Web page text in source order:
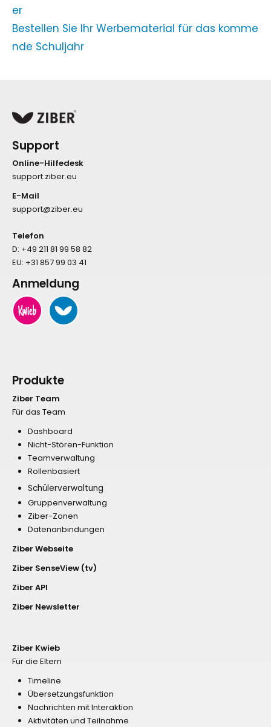
er
Bestellen Sie Ihr Werbematerial für das komme
nde Schuljahr
Support
Online-Hilfedesk
support.ziber.eu
E-Mail
support@ziber.eu
Telefon
D: +49 211 81 99 58 82
EU: +31 857 99 03 41
Anmeldung
Produkte
Ziber Team
Für das Team
Dashboard
Nicht-Stören-Funktion
Teamverwaltung
Rollenbasiert
Schülerverwaltung
Gruppenverwaltung
Ziber-Zonen
Datenanbindungen
Ziber Webseite
Ziber SenseView (tv)
Ziber API
Ziber Newsletter
Ziber Kwieb
Für die Eltern
Timeline
Übersetzungsfunktion
Nachrichten mit Interaktion
Aktivitäten und Teilnahme